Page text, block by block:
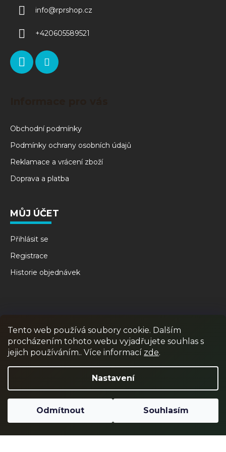
Tento web používá soubory cookie. Dalším
procházením tohoto webu vyjadřujete souhlas s
jejich používáním.. Více informací zde.
Nastavení
Odmítnout Souhlasím
info@rprshop.cz
+420605589521
Obchodní podmínky
Podmínky ochrany osobních údajů
Reklamace a vrácení zboží
Doprava a platba
MŮJ ÚČET
Přihlásit se
Registrace
Historie objednávek
PAINTBALL
Odstoupit od smlouvy